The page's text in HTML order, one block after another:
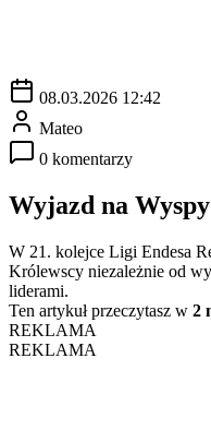
08.03.2026 12:42
Mateo
0 komentarzy
Wyjazd na
W 21. kolejce Ligi Endesa
Królewscy niezależnie od
liderami.
Ten artykuł przeczytasz w 2
REKLAMA
REKLAMA